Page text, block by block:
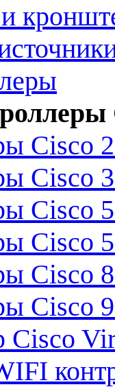
Cisco
Cisco
Cisco
Cisco
Cisco
Cisco
Cisco